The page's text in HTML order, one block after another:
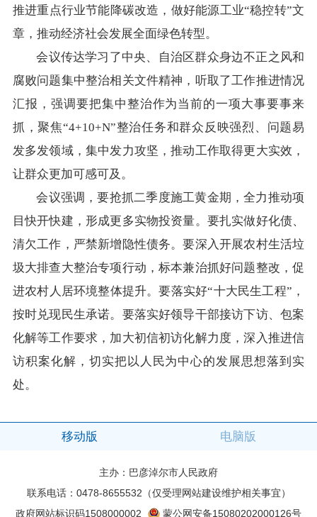
推进重点行业节能降碳改造，做好能源工业“稳控转”文
章，推动经济社会发展全面绿色转型。
会议传达学习了中央、自治区群众身边不正之风和
腐败问题集中整治相关文件精神，听取了工作推进情况
汇报，强调要把集中整治作为当前的一项大事要事来
抓，聚焦“4+10+N”整治任务和群众反映强烈、问题易
发多发领域，集中发力攻坚，推动工作取得更大实效，
让群众更加可感可及。
会议强调，要抢抓二季度施工黄金期，全力推动项
目快开快建，形成更多实物投资量。要扎实做好化债、
清欠工作，严禁新增隐性债务。要深入开展农村生活垃
圾大排查大整治专项行动，标本兼治抓好问题整改，促
进农村人居环境整体提升。要落实好“十大民生工程”，
按时兑现民生承诺。要落实好领导干部接访下访、包案
化解等工作要求，加大初信初访化解力度，深入推进信
访积案化解，切实把以人民为中心的发展思想落到实
处。
移动版 电脑版
主办：巴彦淖尔市人民政府
联系电话：0478-8655532（仅受理网站建设维护相关事宜）
政府网站标识码1508000002
蒙公网安备15080202000126号